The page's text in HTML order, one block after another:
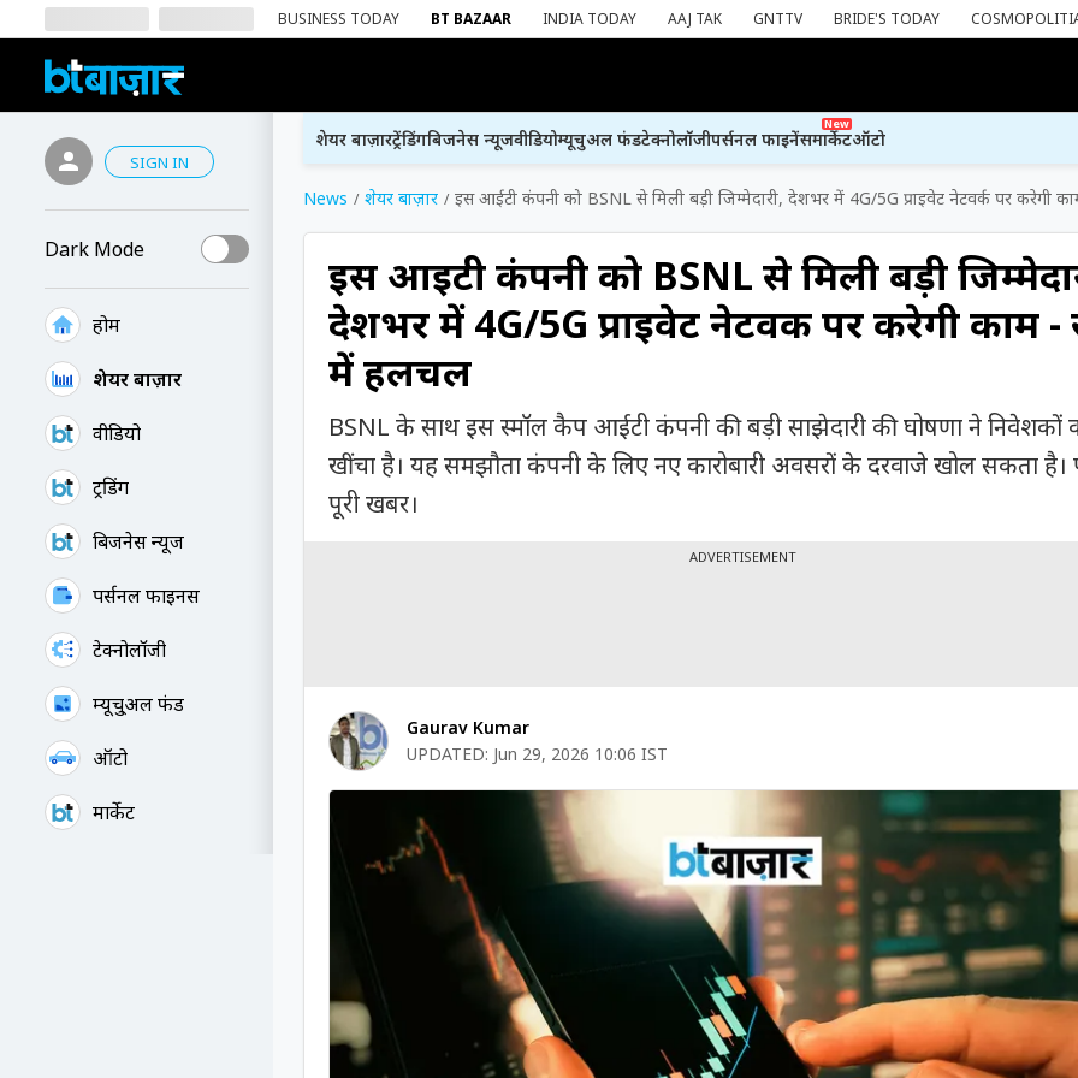
BUSINESS TODAY BT BAZAAR INDIA TODAY AAJ TAK GNTTV BRIDE'S TODAY
SIGN IN
Dark Mode
होम
शेयर बाज़ार
वीडियो
ट्रेंडिंग
बिजनेस न्यूज
पर्सनल फाइनेंस
टेक्नोलॉजी
म्यूचु्अल फंड
ऑटो
मार्केट
शेयर बाज़ारट्रेंडिंगबिजनेस न्यूजवीडियोम्यूचुअल फंडटेक्नोलॉजीपर्सनल फाइनेंस
New
मार्केटऑटो
News शेयर बाज़ार इस आईटी कंपनी को BSNL से मिली बड़ी जिम्मेदारी, देशभर में 4G/5G प्राइवेट नेटवर्क पर करेगी
इस आईटी कंपनी को BSNL से मिली बड़ी
देशभर में 4G/5G प्राइवेट नेटवर्क पर करेगी काम -
में हलचल
BSNL के साथ इस स्मॉल कैप आईटी कंपनी की बड़ी साझेदारी की घोषणा ने निवेशकों
खींचा है। यह समझौता कंपनी के लिए नए कारोबारी अवसरों के दरवाजे खोल सकता है।
पूरी खबर।
ADVERTISEMENT
Gaurav Kumar
UPDATED: Jun 29, 2026 10:06 IST